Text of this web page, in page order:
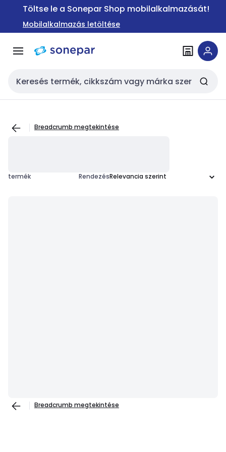
Ugrás a
Ugrás a
tartalomra
Töltse le a Sonepar Shop mobilalkalmazását!
Mobilalkalmazás letöltése
Keresési bemenet
Breadcrumb megtekintése
termék Rendezés
Breadcrumb megtekintése